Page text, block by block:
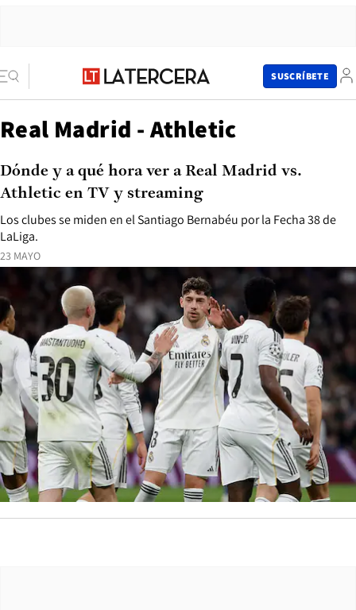
SUSCRÍBETE
Real Madrid - Athletic
23 MAYO
Los clubes se miden en el Santiago Bernabéu por la Fecha 38 de
LaLiga.
Dónde y a qué hora ver a Real Madrid vs.
Athletic en TV y streaming